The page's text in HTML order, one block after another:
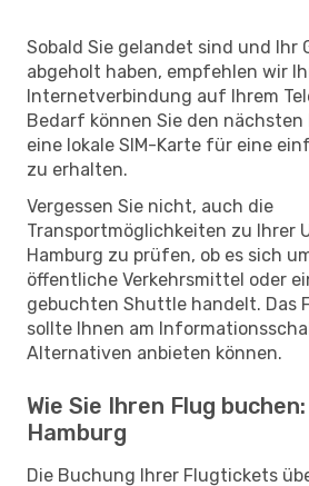
Sobald Sie gelandet sind und Ihr
abgeholt haben, empfehlen wir
Internetverbindung auf Ihrem
Bedarf können Sie den nächsten
eine lokale SIM-Karte für eine
zu erhalten.
Vergessen Sie nicht, auch die
Transportmöglichkeiten zu Ihrer
Hamburg zu prüfen, ob es sich
öffentliche Verkehrsmittel oder
gebuchten Shuttle handelt. Das
sollte Ihnen am
Alternativen anbieten können.
Wie Sie Ihren Flug
Hamburg
Die Buchung Ihrer Flugtickets